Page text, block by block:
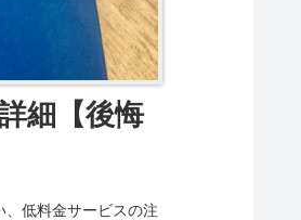
細【後悔
低料金サービスの注